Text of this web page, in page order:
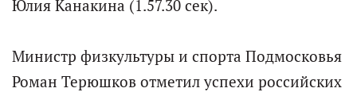
Юлия Канакина (1.57.30 сек).
Министр физкультуры и спорта Подмосковья
Роман Терюшков отметил успехи российских